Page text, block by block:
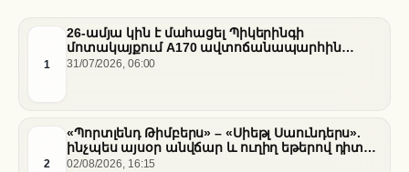
1
26-ամյա կին է մահացել Պիկերինգի
մոտակայքում A170 ավտոճանապարհին
տեղի ունեցած վթարի հետևանքով
31/07/2026, 06:00
2
«Պորտլենդ Թիմբերս» – «Սիեթլ Սաունդերս».
ինչպես այսօր անվճար և ուղիղ եթերով դիտել
հանդիպումը
02/08/2026, 16:15